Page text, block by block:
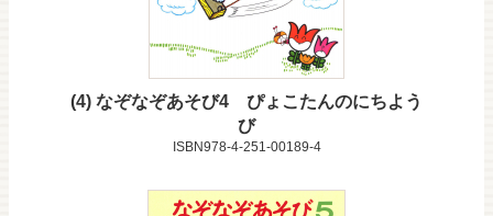
4 なぞなぞあそび4 ぴょこたんのにちよう
び
ISBN978-4-251-00189-4